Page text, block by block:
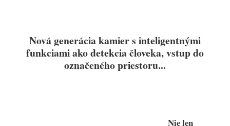
Nová generácia kamier s inteligentnými
funkciami ako detekcia človeka, vstup do
označeného priestoru...
Nie len